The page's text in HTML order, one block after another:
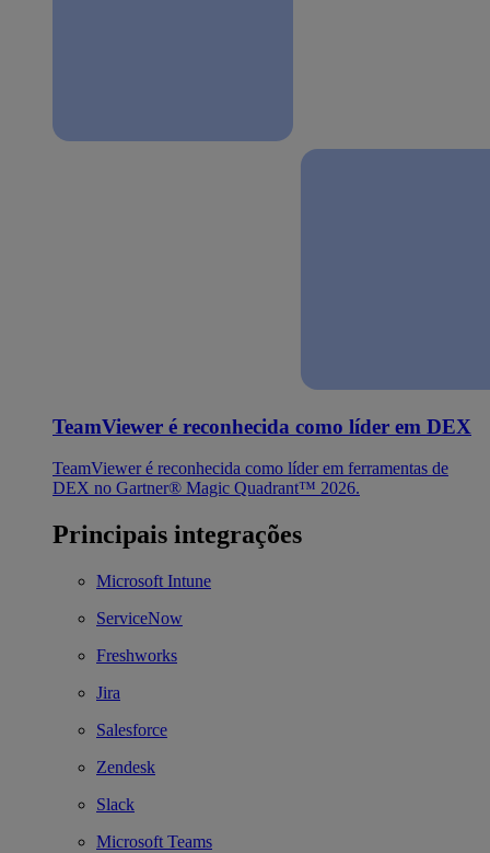
TeamViewer é reconhecida como líder em DEX
TeamViewer é reconhecida como líder em ferramentas de
DEX no Gartner® Magic Quadrant™ 2026.
Principais integrações
Microsoft Intune
ServiceNow
Freshworks
Jira
Salesforce
Zendesk
Slack
Microsoft Teams